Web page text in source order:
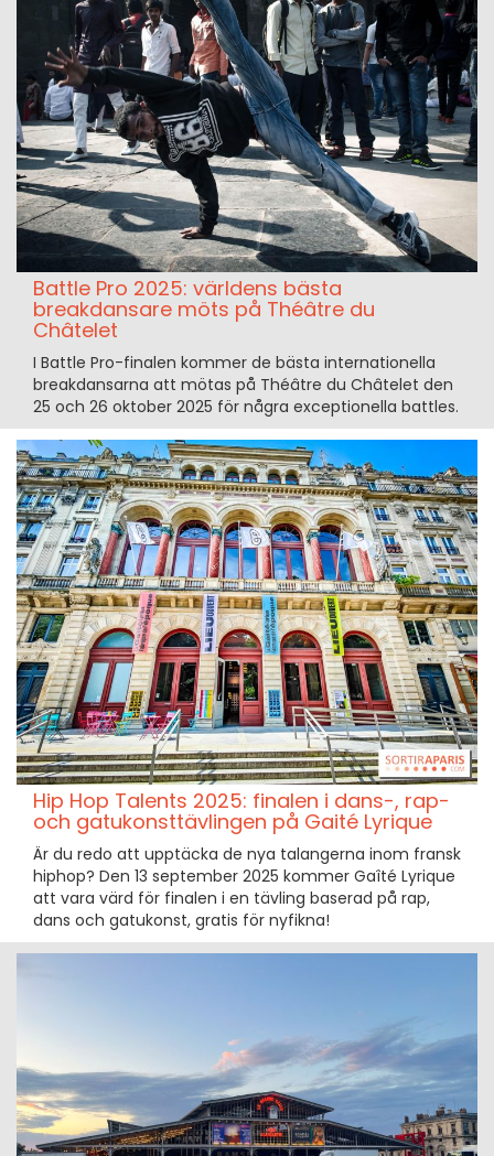
Battle Pro 2025: världens bästa
breakdansare möts på Théâtre du
Châtelet
I Battle Pro-finalen kommer de bästa internationella
breakdansarna att mötas på Théâtre du Châtelet den
25 och 26 oktober 2025 för några exceptionella battles.
Hip Hop Talents 2025: finalen i dans-, rap-
och gatukonsttävlingen på Gaité Lyrique
Är du redo att upptäcka de nya talangerna inom fransk
hiphop? Den 13 september 2025 kommer Gaîté Lyrique
att vara värd för finalen i en tävling baserad på rap,
dans och gatukonst, gratis för nyfikna!